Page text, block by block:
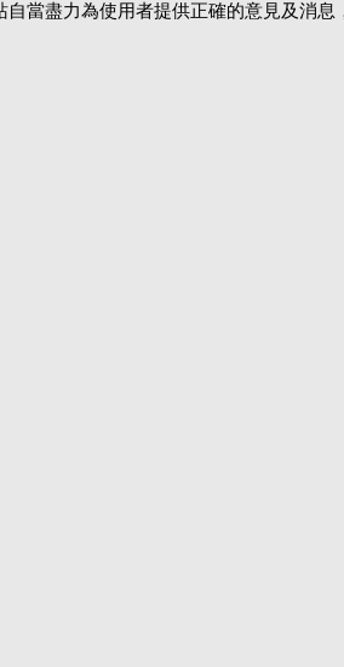
當盡力為使用者提供正確的意見及消息